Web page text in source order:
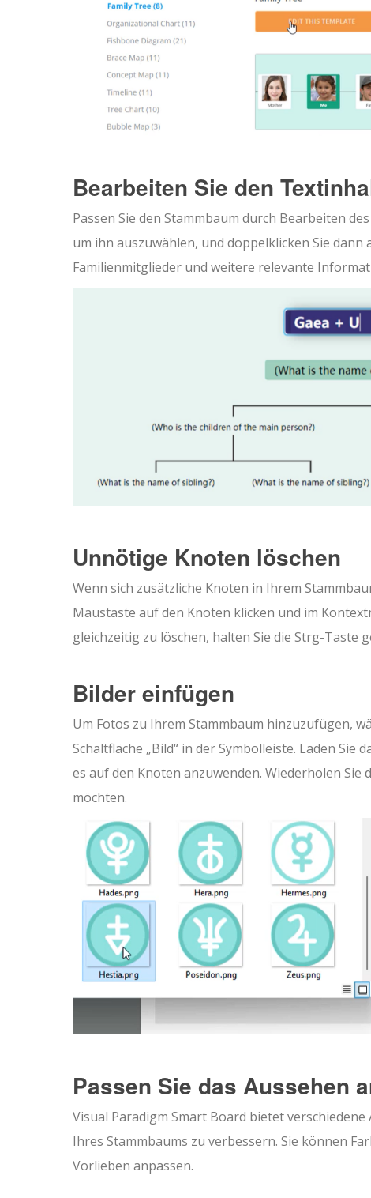
Bearbeiten Sie den
Passen Sie den Stammbaum durch Bearbeiten
um ihn auszuwählen, und doppelklicken Sie
Familienmitglieder und weitere relevante
Unnötige Knoten löschen
Wenn sich zusätzliche Knoten in Ihrem
Maustaste auf den Knoten klicken und im
gleichzeitig zu löschen, halten Sie die Strg-Taste
Bilder einfügen
Um Fotos zu Ihrem Stammbaum hinzuzufügen,
Schaltfläche „Bild“ in der Symbolleiste. Laden Sie
es auf den Knoten anzuwenden. Wiederholen
möchten.
Passen Sie das Aussehen
Visual Paradigm Smart Board bietet
Ihres Stammbaums zu verbessern. Sie können
Vorlieben anpassen.